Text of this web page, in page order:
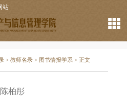
站
>教师名录 > 图书情报学系 > 正文
陈柏彤